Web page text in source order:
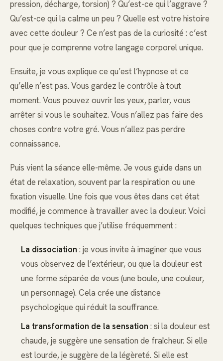
pression, décharge, torsion) ? Qu’est-ce qui l’aggrave ?
Qu’est-ce qui la calme un peu ? Quelle est votre histoire
avec cette douleur ? Ce n’est pas de la curiosité : c’est
pour que je comprenne votre langage corporel unique.
Ensuite, je vous explique ce qu’est l’hypnose et ce
qu’elle n’est pas. Vous gardez le contrôle à tout
moment. Vous pouvez ouvrir les yeux, parler, vous
arrêter si vous le souhaitez. Vous n’allez pas faire des
choses contre votre gré. Vous n’allez pas perdre
connaissance.
Puis vient la séance elle-même. Je vous guide dans un
état de relaxation, souvent par la respiration ou une
fixation visuelle. Une fois que vous êtes dans cet état
modifié, je commence à travailler avec la douleur. Voici
quelques techniques que j’utilise fréquemment :
La dissociation : je vous invite à imaginer que vous
vous observez de l’extérieur, ou que la douleur est
une forme séparée de vous (une boule, une couleur,
un personnage). Cela crée une distance
psychologique qui réduit la souffrance.
La transformation de la sensation : si la douleur est
chaude, je suggère une sensation de fraîcheur. Si elle
est lourde, je suggère de la légèreté. Si elle est